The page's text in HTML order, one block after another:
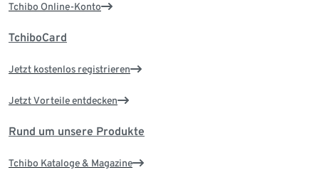
Tchibo Online-Konto
TchiboCard
Jetzt kostenlos registrieren
Jetzt Vorteile entdecken
Rund um unsere Produkte
Tchibo Kataloge & Magazine